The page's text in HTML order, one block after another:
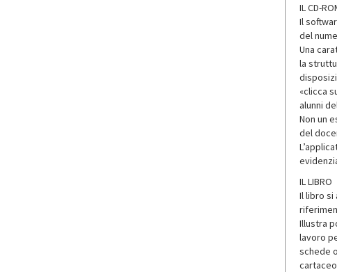
IL CD-
Il
del
Una
la
«clicca
alunni
Non un
del
IL LIBRO
Il libro si
Illustra
lavoro
schede